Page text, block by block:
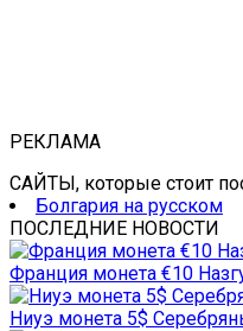
РЕКЛАМА
САЙТЫ, которые стоит
Болгария на русском
ПОСЛЕДНИЕ НОВОСТИ
Франция монета €10
Ниуэ монета 5$